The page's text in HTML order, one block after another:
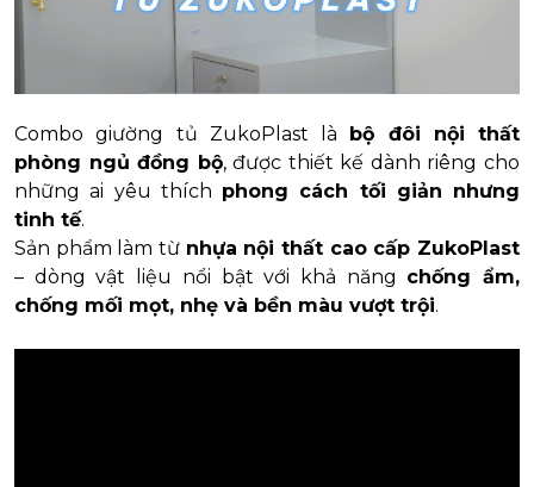
Combo giường tủ ZukoPlast là bộ đôi nội thất
phòng ngủ đồng bộ, được thiết kế dành riêng cho
những ai yêu thích phong cách tối giản nhưng
tinh tế.
Sản phẩm làm từ nhựa nội thất cao cấp ZukoPlast
– dòng vật liệu nổi bật với khả năng chống ẩm,
chống mối mọt, nhẹ và bền màu vượt trội.